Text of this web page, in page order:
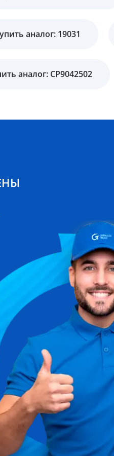
аналог: 19031
аналог: CP9042502